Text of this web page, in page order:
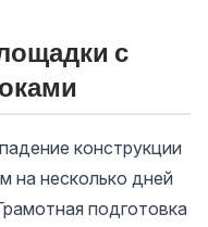
с
конструкции
на несколько дней
подготовка